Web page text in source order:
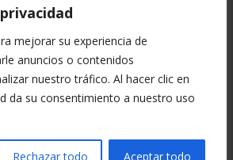
mejorar su experiencia de
anuncios o contenidos
nuestro tráfico. Al hacer clic en
da su consentimiento a nuestro uso
Rechazar todo Aceptar todo
Contacto